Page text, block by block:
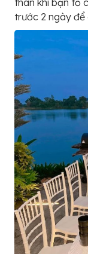
than khi bạn tổ
trước 2 ngày